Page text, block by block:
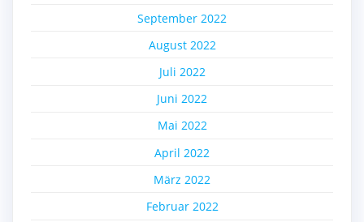
September 2022
August 2022
Juli 2022
Juni 2022
Mai 2022
April 2022
März 2022
Februar 2022